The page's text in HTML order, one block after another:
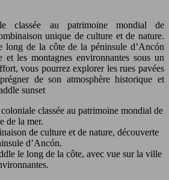
classée au patrimoine mondial de
unique de culture et de nature.
long de la côte de la péninsule d’Ancón
et les montagnes environnantes sous un
vous pourrez explorer les rues pavées
de son atmosphère historique et
sunset
classée au patrimoine mondial de
de la mer.
de culture et de nature, découverte
d’Ancón.
le long de la côte, avec vue sur la ville